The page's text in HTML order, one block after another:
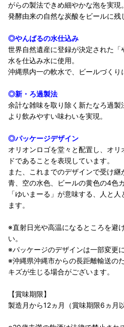
がらの製法できめ細やかな泡を実現。
発酵由来の自然な炭酸をビールに残
◎やんばるの水仕込み
世界自然遺産に登録が決定された
水を仕込み水に使用。
沖縄県内一の軟水で、ビールづくり
◎新・ろ過製法
余計な雑味を取り除く新たなろ過製
より飲みやすい味わいを実現。
◎パッケージデザイン
オリオンロゴを堂々と配置し、オ
ドであることを表現しています。
また、これまでのデザインで受け
青、空の水色、ビールの黄色の4色
「ゆいまーる」が意味する、人と
ます。
※直射日光や高温になるところを避
い。
※パッケージのデザインは一部変更
※沖縄県沖縄市からの長距離輸送の
キズが生じる場合がございます。
【賞味期限】
製造月から12ヵ月（賞味期限6ヵ月